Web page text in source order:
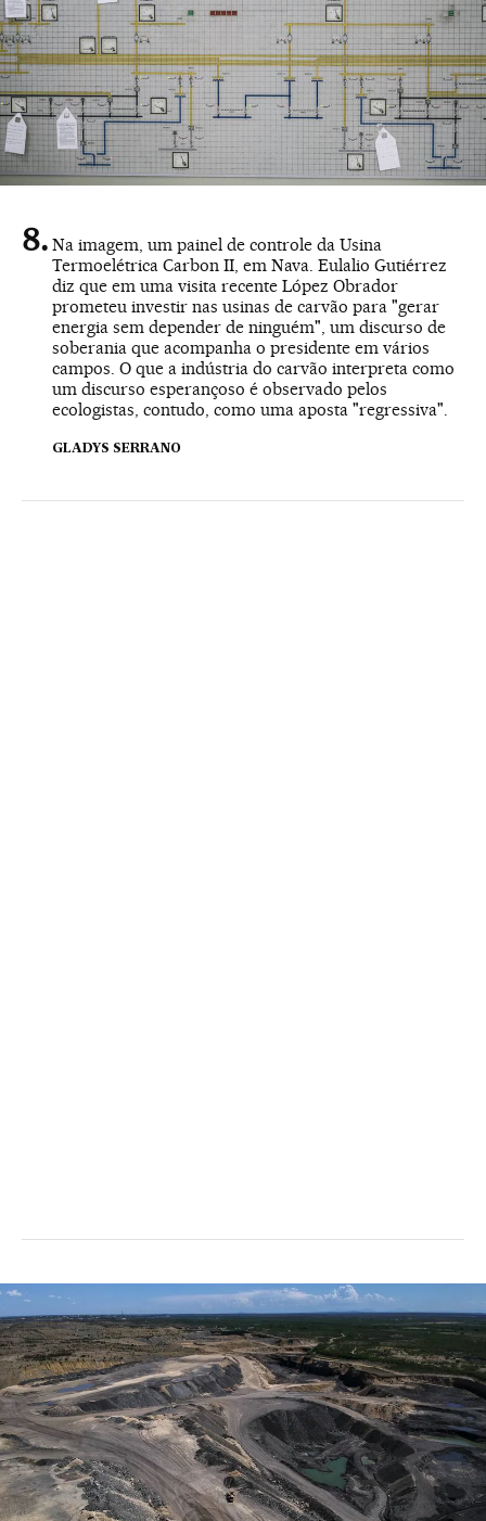
Na imagem, um painel de controle da Usina
Termoelétrica Carbon II, em Nava. Eulalio Gutiérrez
diz que em uma visita recente López Obrador
prometeu investir nas usinas de carvão para "gerar
energia sem depender de ninguém", um discurso de
soberania que acompanha o presidente em vários
campos. O que a indústria do carvão interpreta como
um discurso esperançoso é observado pelos
ecologistas, contudo, como uma aposta "regressiva".
GLADYS SERRANO